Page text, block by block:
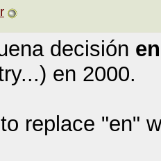
decisión
en 2000.
replace "en"